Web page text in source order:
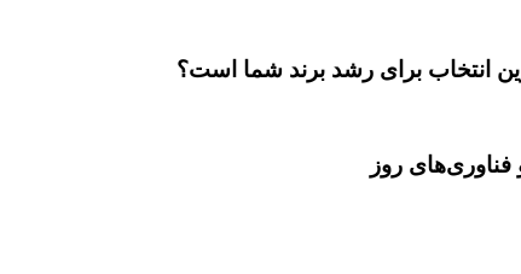
انتخاب برای رشد برند شما است؟
روز